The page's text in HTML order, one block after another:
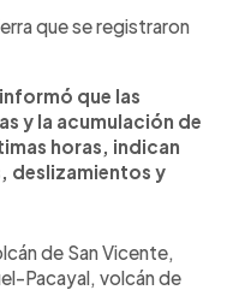
que se registraron
que las
y la acumulación de
horas, indican
deslizamientos y
de San Vicente,
Pacayal, volcán de